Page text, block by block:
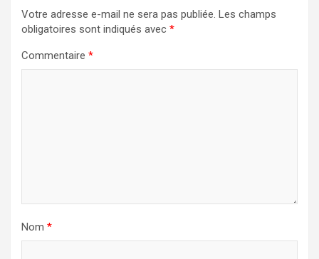
Votre adresse e-mail ne sera pas publiée. Les champs
obligatoires sont indiqués avec *
Commentaire *
Nom *